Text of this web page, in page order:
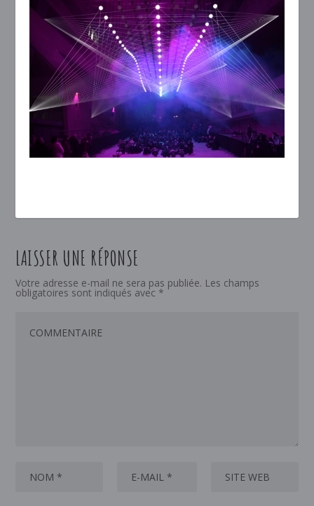
LAISSER UNE RÉPONSE
Votre adresse e-mail ne sera pas publiée. Les champs
obligatoires sont indiqués avec *